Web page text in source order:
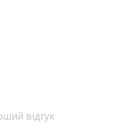
відгук